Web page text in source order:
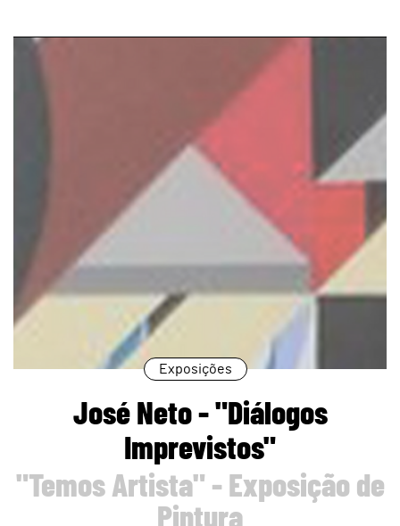
page
Exposições
José Neto - "Diálogos
Imprevistos"
"Temos Artista" - Exposição de
Pintura